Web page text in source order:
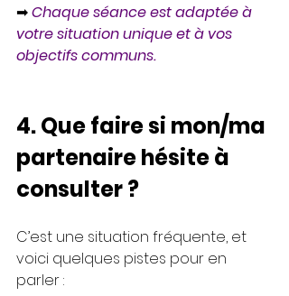
➡ Chaque séance est adaptée à
votre situation unique et à vos
objectifs communs.
4. Que faire si mon/ma
partenaire hésite à
consulter ?
C’est une situation fréquente, et
voici quelques pistes pour en
parler :